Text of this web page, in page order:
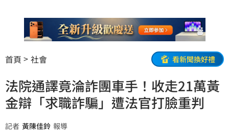
首頁 社會 看新聞換好禮
法院通譯竟淪詐團車手！收走21萬黃
金辯「求職詐騙」遭法官打臉重判
記者 黃陳佳鈴 報導